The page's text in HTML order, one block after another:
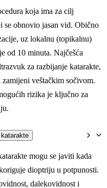
koja ima za cilj
se obnovio jasan vid. Obično
uz lokalnu (topikalnu)
od 10 minuta. Najčešća
za razbijanje katarakte,
veštačkim sočivom.
rizika je ključno za
mogu se javiti kada
dioptriju u potpunosti.
dalekovidnost i